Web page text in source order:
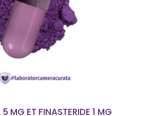
EN SAVOIR PLUS
MG ET FINASTERIDE 1 MG